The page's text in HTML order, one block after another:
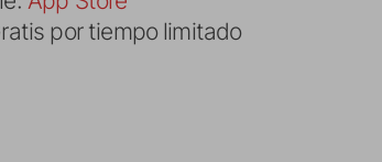
por tiempo limitado